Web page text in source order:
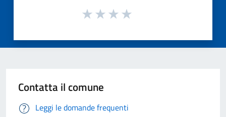
Contatta il comune
Leggi le domande frequenti